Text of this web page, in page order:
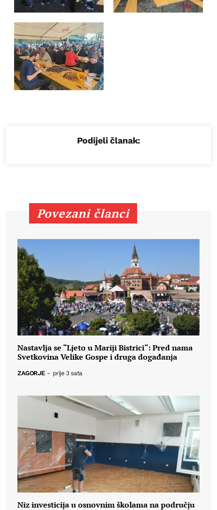
Podijeli članak:
Povezani članci
Nastavlja se “Ljeto u Mariji Bistrici“: Pred nama
Svetkovina Velike Gospe i druga događanja
ZAGORJE - prije 3 sata
Niz investicija u osnovnim školama na području